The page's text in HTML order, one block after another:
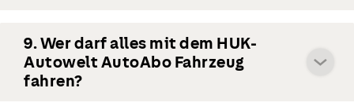
9. Wer darf alles mit dem HUK-
Autowelt AutoAbo Fahrzeug
fahren?